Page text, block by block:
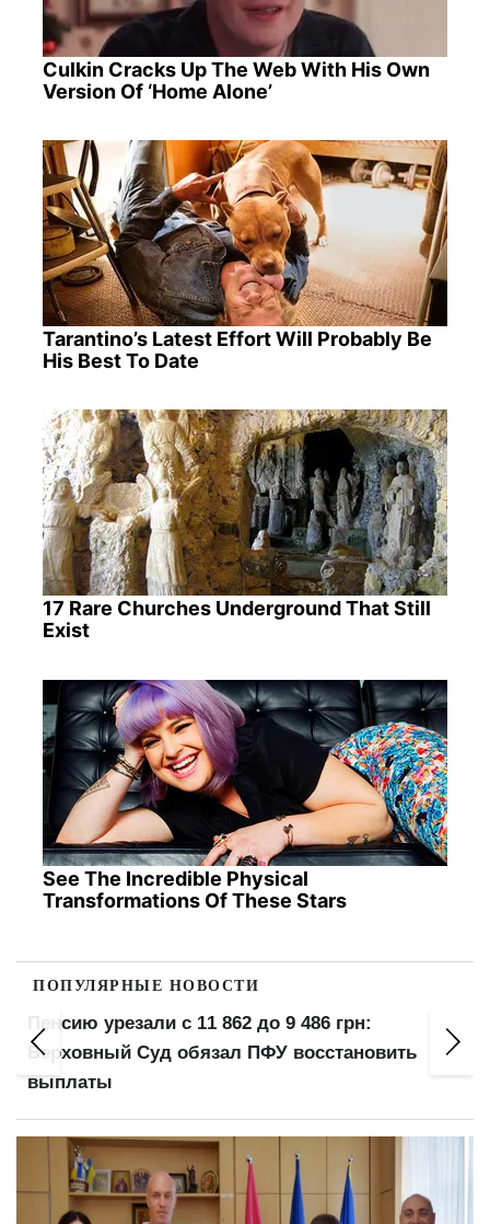
Culkin Cracks Up The Web With His Own
Version Of ‘Home Alone’
Tarantino’s Latest Effort Will Probably Be
His Best To Date
17 Rare Churches Underground That Still
Exist
See The Incredible Physical
Transformations Of These Stars
ПОПУЛЯРНЫЕ НОВОСТИ
Пенсию урезали с 11 862 до 9 486 грн:
Верховный Суд обязал ПФУ восстановить
выплаты